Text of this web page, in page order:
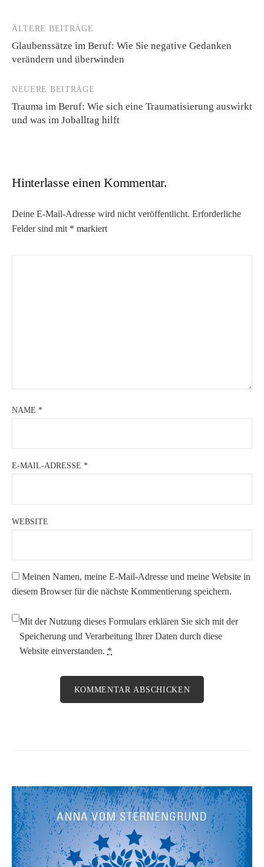
Beitragsnavigation
ÄLTERE BEITRÄGE
Glaubenssätze im Beruf: Wie Sie negative Gedanken
verändern und überwinden
NEUERE BEITRÄGE
Trauma im Beruf: Wie sich eine Traumatisierung auswirkt
und was im Joballtag hilft
Hinterlasse einen Kommentar.
Deine E-Mail-Adresse wird nicht veröffentlicht. Erforderliche
Felder sind mit * markiert
NAME *
E-MAIL-ADRESSE *
WEBSITE
Meinen Namen, meine E-Mail-Adresse und meine Website in
diesem Browser für die nächste Kommentierung speichern.
Mit der Nutzung dieses Formulars erklären Sie sich mit der
Speicherung und Verarbeitung Ihrer Daten durch diese
Website einverstanden. *